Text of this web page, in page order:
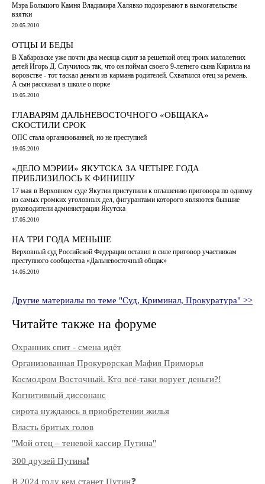
Мэра Большого Камня Владимира Халявко подозревают в вымогательстве
взятки
20.05.2010
ОТЦЫ И БЕДЫ
В Хабаровске уже почти два месяца сидит за решеткой отец троих малолетних
детей Игорь Д. Случилось так, что он поймал своего 9-летнего сына Кирилла на
воровстве - тот таскал деньги из кармана родителей. Схватился отец за ремень.
А сын рассказал в школе о порке
19.05.2010
ГЛАВАРЯМ ДАЛЬНЕВОСТОЧНОГО «ОБЩАКА»
СКОСТИЛИ СРОК
ОПС стала организованней, но не преступней
19.05.2010
«ДЕЛО МЭРИИ» ЯКУТСКА ЗА ЧЕТЫРЕ ГОДА
ПРИБЛИЗИЛОСЬ К ФИНИШУ
17 мая в Верховном суде Якутии приступили к оглашению приговора по одному
из самых громких уголовных дел, фигурантами которого являются бывшие
руководители администрации Якутска
17.05.2010
НА ТРИ ГОДА МЕНЬШЕ
Верховный суд Российской Федерации оставил в силе приговор участникам
преступного сообщества «Дальневосточный общак»
14.05.2010
Другие материалы по теме "Суд, Криминал, Прокуратура" >>
Читайте также на форуме
Охранник спит - смена идёт
Организованная Прокурорская Мафия Приморья
Космодром Восточный. Кто всё-таки ворует деньги?!
Когнитивный диссонанс
сирота нуждаюсь в приобретении жилья
Власть бритых голов
"Мой отец – теневой кассир Путина"
300 друзей Путина❗️
В 2024 году кем станет Путин❓